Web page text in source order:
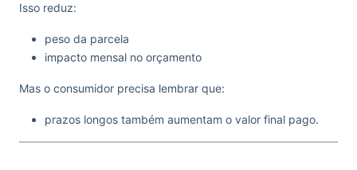
Isso reduz:
peso da parcela
impacto mensal no orçamento
Mas o consumidor precisa lembrar que:
prazos longos também aumentam o valor final pago.